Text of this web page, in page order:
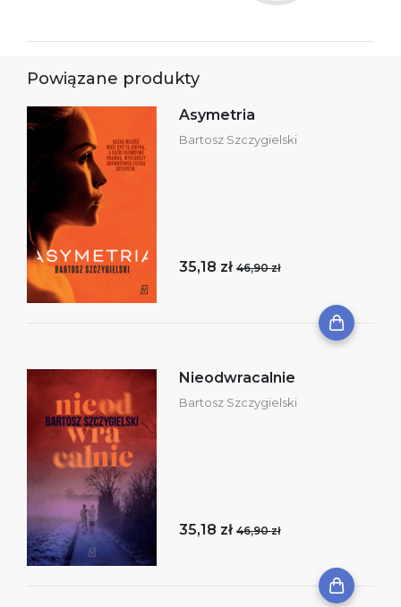
Powiązane produkty
Asymetria
Bartosz Szczygielski
35,18 zł 46,90 zł
Nieodwracalnie
Bartosz Szczygielski
35,18 zł 46,90 zł